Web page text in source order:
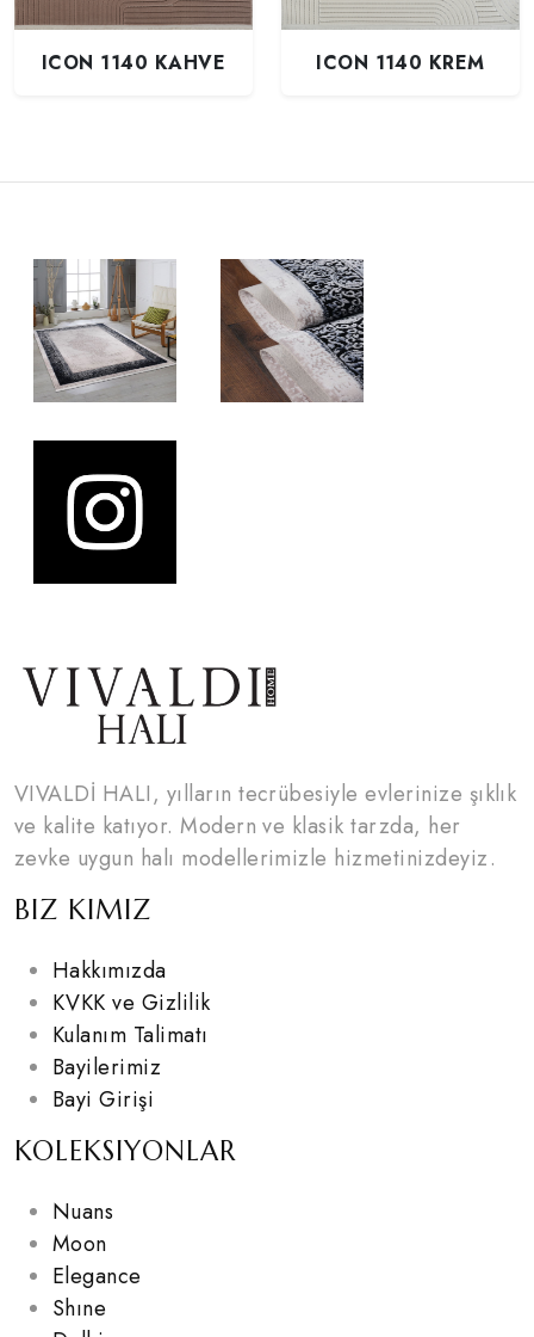
ICON 1140 KAHVE ICON 1140 KREM
VIVALDİ HALI, yılların tecrübesiyle evlerinize şıklık
ve kalite katıyor. Modern ve klasik tarzda, her
zevke uygun halı modellerimizle hizmetinizdeyiz.
BIZ KIMIZ
Hakkımızda
KVKK ve Gizlilik
Kulanım Talimatı
Bayilerimiz
Bayi Girişi
KOLEKSIYONLAR
Nuans
Moon
Elegance
Shıne